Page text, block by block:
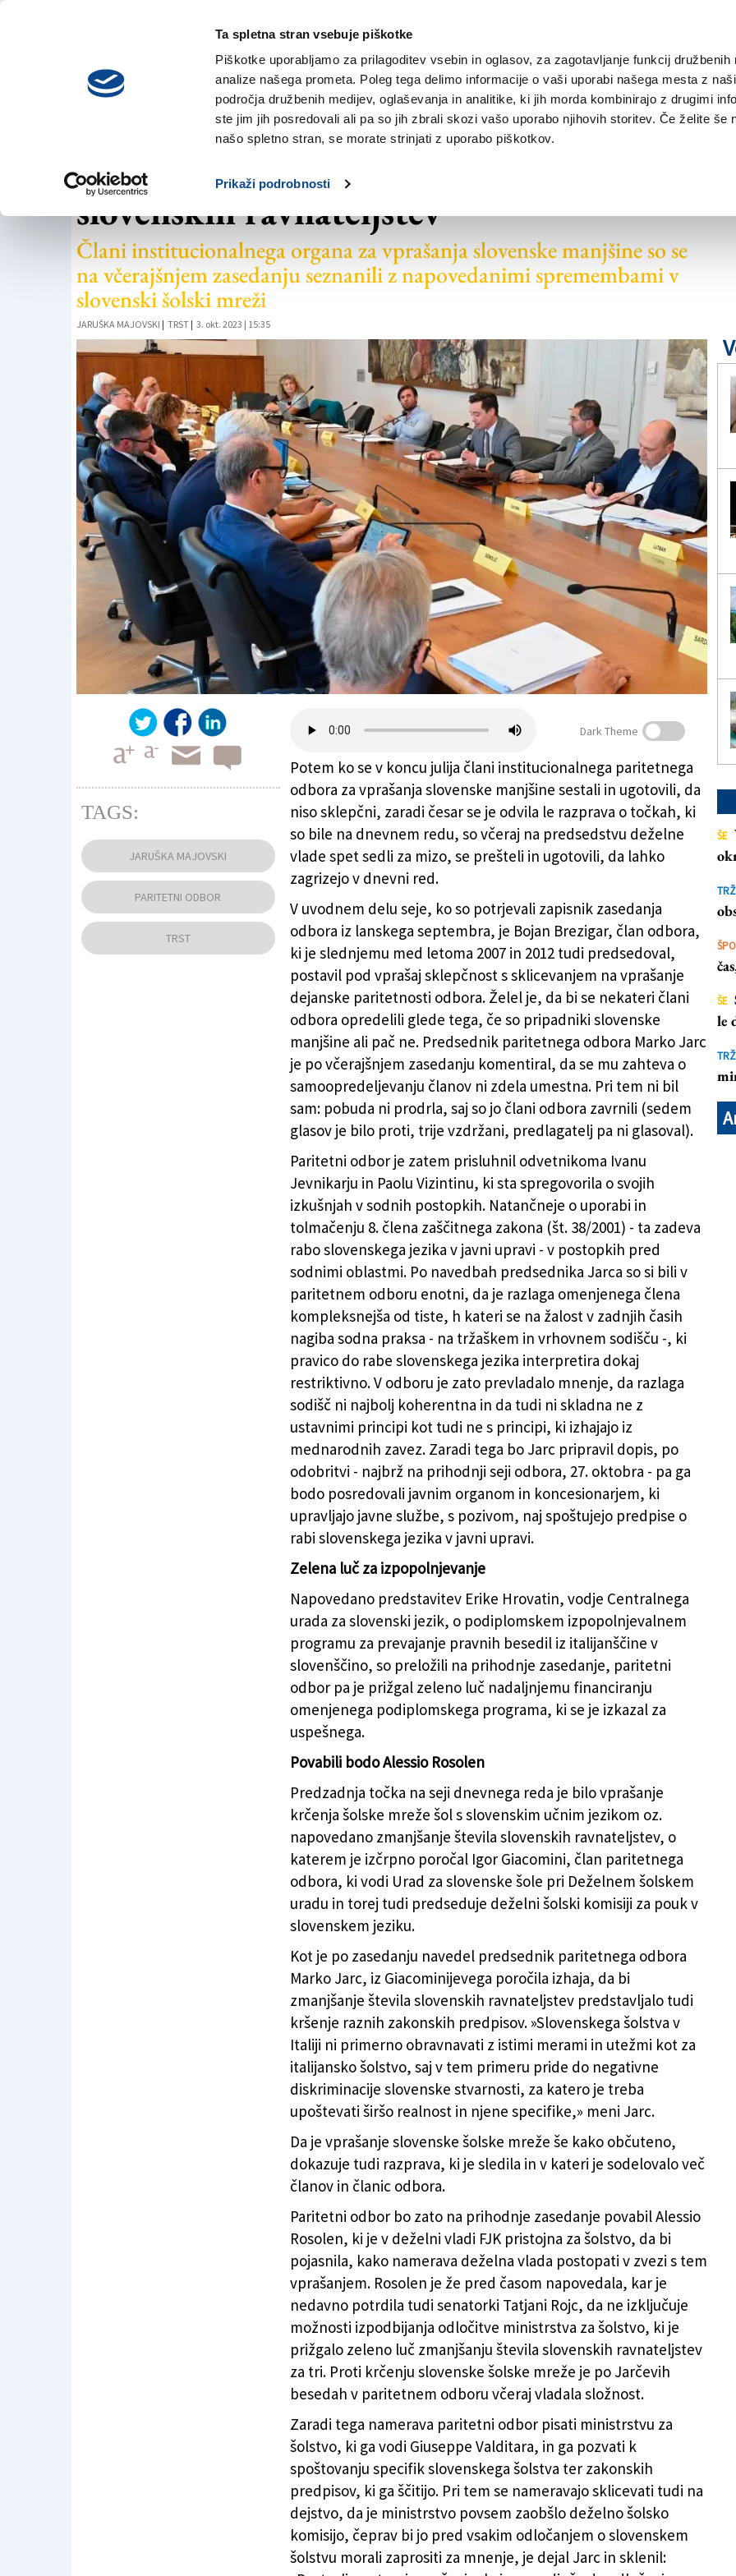
Ta spletna stran vsebuje piškotke
Piškotke uporabljamo za prilagoditev vsebin in oglasov, za zagotavljanje funkcij družbenih
analize našega prometa. Poleg tega delimo informacije o vaši uporabi našega mesta z
področja družbenih medijev, oglaševanja in analitike, ki jih morda kombinirajo z drugimi
ste jim jih posredovali ali pa so jih zbrali skozi vašo uporabo njihovih storitev. Če želite še
našo spletno stran, se morate strinjati z uporabo piškotkov.
Prikaži podrobnosti
četrtek,
6. avgusta 2026
NOVICE TRŽAŠKA GORIŠKA KULTURA ŠPORT ŠE
Paritetni odbor složno proti krčenju
slovenskih ravnateljstev
Člani institucionalnega organa za vprašanja slovenske manjšine so se
na včerajšnjem zasedanju seznanili z napovedanimi spremembami v
slovenski šolski mreži
JARUŠKA MAJOVSKI | TRST | 3. okt. 2023 | 15:35
Včerajšnje zasedanje paritetnega odbora (FOTODAMJ@N)
Dark Theme
Potem ko se v koncu julija člani institucionalnega paritetnega
odbora za vprašanja slovenske manjšine sestali in ugotovili, da
niso sklepčni, zaradi česar se je odvila le razprava o točkah, ki
so bile na dnevnem redu, so včeraj na predsedstvu deželne
vlade spet sedli za mizo, se prešteli in ugotovili, da lahko
zagrizejo v dnevni red.
V uvodnem delu seje, ko so potrjevali zapisnik zasedanja
odbora iz lanskega septembra, je Bojan Brezigar, član odbora,
ki je slednjemu med letoma 2007 in 2012 tudi predsedoval,
postavil pod vprašaj sklepčnost s sklicevanjem na vprašanje
dejanske paritetnosti odbora. Želel je, da bi se nekateri člani
odbora opredelili glede tega, če so pripadniki slovenske
manjšine ali pač ne. Predsednik paritetnega odbora Marko Jarc
je po včerajšnjem zasedanju komentiral, da se mu zahteva o
samoopredeljevanju članov ni zdela umestna. Pri tem ni bil
sam: pobuda ni prodrla, saj so jo člani odbora zavrnili (sedem
glasov je bilo proti, trije vzdržani, predlagatelj pa ni glasoval).
Paritetni odbor je zatem prisluhnil odvetnikoma Ivanu
Jevnikarju in Paolu Vizintinu, ki sta spregovorila o svojih
izkušnjah v sodnih postopkih. Natančneje o uporabi in
tolmačenju 8. člena zaščitnega zakona (št. 38/2001) - ta zadeva
rabo slovenskega jezika v javni upravi - v postopkih pred
sodnimi oblastmi. Po navedbah predsednika Jarca so si bili v
paritetnem odboru enotni, da je razlaga omenjenega člena
kompleksnejša od tiste, h kateri se na žalost v zadnjih časih
nagiba sodna praksa - na tržaškem in vrhovnem sodišču -, ki
pravico do rabe slovenskega jezika interpretira dokaj
restriktivno. V odboru je zato prevladalo mnenje, da razlaga
sodišč ni najbolj koherentna in da tudi ni skladna ne z
ustavnimi principi kot tudi ne s principi, ki izhajajo iz
mednarodnih zavez. Zaradi tega bo Jarc pripravil dopis, po
odobritvi - najbrž na prihodnji seji odbora, 27. oktobra - pa ga
bodo posredovali javnim organom in koncesionarjem, ki
upravljajo javne službe, s pozivom, naj spoštujejo predpise o
rabi slovenskega jezika v javni upravi.
Zelena luč za izpopolnjevanje
Napovedano predstavitev Erike Hrovatin, vodje Centralnega
urada za slovenski jezik, o podiplomskem izpopolnjevalnem
programu za prevajanje pravnih besedil iz italijanščine v
slovenščino, so preložili na prihodnje zasedanje, paritetni
odbor pa je prižgal zeleno luč nadaljnjemu financiranju
omenjenega podiplomskega programa, ki se je izkazal za
uspešnega.
Povabili bodo Alessio Rosolen
Predzadnja točka na seji dnevnega reda je bilo vprašanje
krčenja šolske mreže šol s slovenskim učnim jezikom oz.
napovedano zmanjšanje števila slovenskih ravnateljstev, o
katerem je izčrpno poročal Igor Giacomini, član paritetnega
odbora, ki vodi Urad za slovenske šole pri Deželnem šolskem
uradu in torej tudi predseduje deželni šolski komisiji za pouk v
slovenskem jeziku.
Kot je po zasedanju navedel predsednik paritetnega odbora
Marko Jarc, iz Giacominijevega poročila izhaja, da bi
zmanjšanje števila slovenskih ravnateljstev predstavljalo tudi
kršenje raznih zakonskih predpisov. »Slovenskega šolstva v
Italiji ni primerno obravnavati z istimi merami in utežmi kot za
italijansko šolstvo, saj v tem primeru pride do negativne
diskriminacije slovenske stvarnosti, za katero je treba
upoštevati širšo realnost in njene specifike,» meni Jarc.
Da je vprašanje slovenske šolske mreže še kako občuteno,
dokazuje tudi razprava, ki je sledila in v kateri je sodelovalo več
članov in članic odbora.
Paritetni odbor bo zato na prihodnje zasedanje povabil Alessio
Rosolen, ki je v deželni vladi FJK pristojna za šolstvo, da bi
pojasnila, kako namerava deželna vlada postopati v zvezi s tem
vprašanjem. Rosolen je že pred časom napovedala, kar je
nedavno potrdila tudi senatorki Tatjani Rojc, da ne izključuje
možnosti izpodbijanja odločitve ministrstva za šolstvo, ki je
prižgalo zeleno luč zmanjšanju števila slovenskih ravnateljstev
za tri. Proti krčenju slovenske šolske mreže je po Jarčevih
besedah v paritetnem odboru včeraj vladala složnost.
Zaradi tega namerava paritetni odbor pisati ministrstvu za
šolstvo, ki ga vodi Giuseppe Valditara, in ga pozvati k
spoštovanju specifik slovenskega šolstva ter zakonskih
predpisov, ki ga ščitijo. Pri tem se nameravajo sklicevati tudi na
dejstvo, da je ministrstvo povsem zaobšlo deželno šolsko
komisijo, čeprav bi jo pred vsakim odločanjem o slovenskem
šolstvu morali zaprositi za mnenje, je dejal Jarc in sklenil:
TAGS:
JARUŠKA MAJOVSKI
PARITETNI ODBOR
TRST
ŠE
ŠE
le